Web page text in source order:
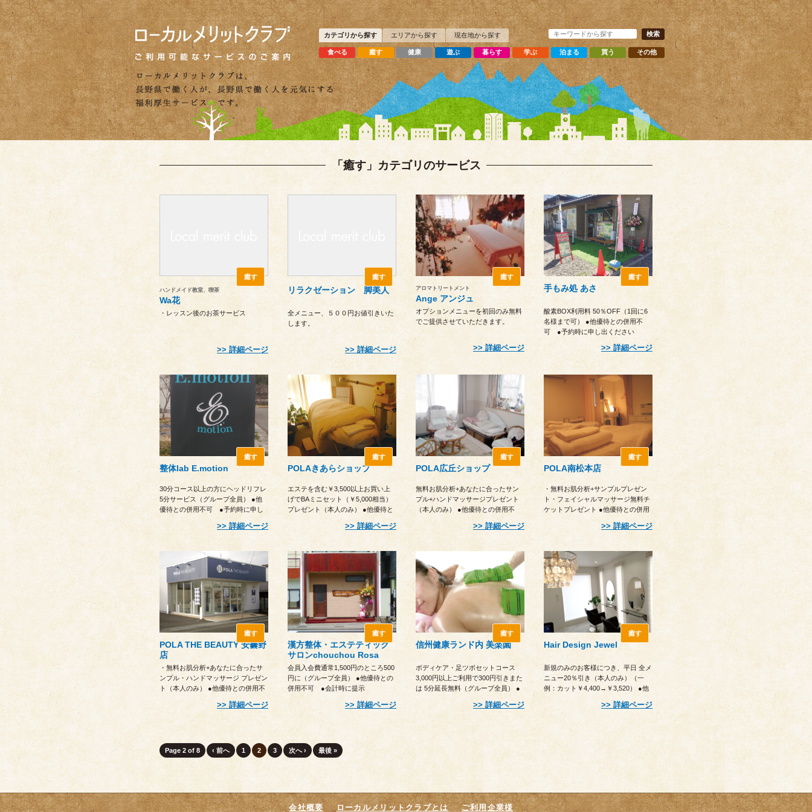
カテゴリから探す エリアから探す 現在地から探す
食べる 癒す 健康 遊ぶ 暮らす 学ぶ 泊まる 買う その他
「癒す」カテゴリのサービス
ハンドメイド教室、喫茶
Wa花
癒す
・レッスン後のお茶サービス
詳細ページ
リラクゼーション 脚美人
癒す
全メニュー、５００円お値引きいた
します。
詳細ページ
アロマトリートメント
Ange アンジュ
癒す
オプションメニューを初回のみ無料
でご提供させていただきます。
詳細ページ
手もみ処 あさ
癒す
酸素BOX利用料 50％OFF（1回に6
名様まで可） ●他優待との併用不
可 ●予約時に申し出ください
詳細ページ
整体lab E.motion
癒す
30分コース以上の方にヘッドリフレ
5分サービス（グループ全員） ●他
優待との併用不可 ●予約時に申し
詳細ページ
POLAきあらショップ
癒す
エステを含む￥3,500以上お買い上
げでBAミニセット（￥5,000相当）
プレゼント（本人のみ） ●他優待と
詳細ページ
POLA広丘ショップ
癒す
無料お肌分析+あなたに合ったサン
プル+ハンドマッサージプレゼント
（本人のみ） ●他優待との併用不
詳細ページ
POLA南松本店
癒す
・無料お肌分析+サンプルプレゼン
ト・フェイシャルマッサージ無料チ
ケットプレゼント ●他優待との併用
詳細ページ
POLA THE BEAUTY 安曇野
店
癒す
・無料お肌分析+あなたに合ったサ
ンプル・ハンドマッサージ プレゼン
ト（本人のみ） ●他優待との併用不
詳細ページ
漢方整体・エステティック
サロンchouchou Rosa
癒す
会員入会費通常1,500円のところ500
円に（グループ全員） ●他優待との
併用不可 ●会計時に提示
詳細ページ
信州健康ランド内 美楽園
癒す
ボディケア・足ツボセットコース
3,000円以上ご利用で300円引きまた
は 5分延長無料（グループ全員） ●
し出ください
詳細ページ
Hair Design Jewel
癒す
新規のみのお客様につき、平日 全メ
ニュー20％引き（本人のみ）（一
例：カット￥4,400→￥3,520） ●他
詳細ページ
Page 2 of 8 ‹ 前へ 1 2 3 次へ › 最後 »
会社概要 ローカルメリットクラブとは ご利用企業様